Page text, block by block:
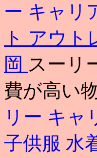
ー キャリ
ト アウト
岡 スーリ
費が高い
リー キャ
子供服 水